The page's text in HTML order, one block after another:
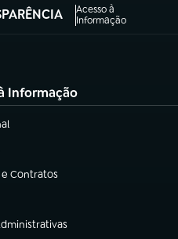
Acesso à
Informação
aba)
Informação
aba)
aba)
Contratos
aba)
aba)
aba)